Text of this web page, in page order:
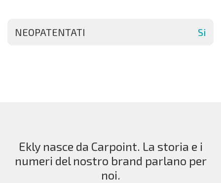
NEOPATENTATI Si
Ekly nasce da Carpoint. La storia e i
numeri del nostro brand parlano per
noi.